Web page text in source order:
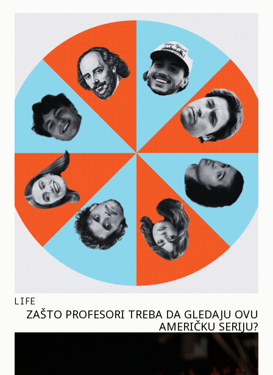
LIFE
ZAŠTO PROFESORI TREBA DA GLEDAJU OVU
AMERIČKU SERIJU?